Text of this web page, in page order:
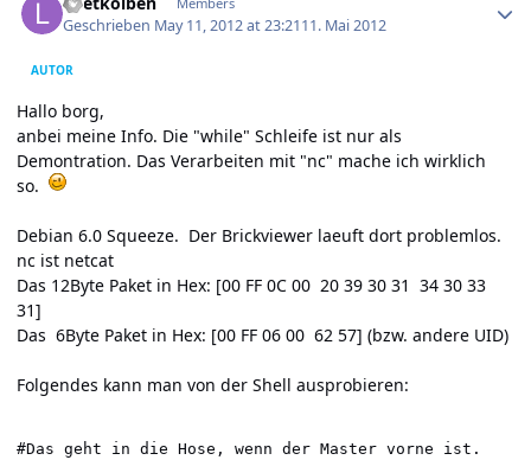
Geschrieben May 11, 2012 at 23:2111. Mai 2012
AUTOR
Hallo borg,
anbei meine Info. Die "while" Schleife ist nur als
Demontration. Das Verarbeiten mit "nc" mache ich wirklich
so.
Debian 6.0 Squeeze. Der Brickviewer laeuft dort problemlos.
nc ist netcat
Das 12Byte Paket in Hex: [00 FF 0C 00 20 39 30 31 34 30 33
31]
Das 6Byte Paket in Hex: [00 FF 06 00 62 57] (bzw. andere UID)
Folgendes kann man von der Shell ausprobieren:
#Das geht in die Hose, wenn der Master vorne ist.